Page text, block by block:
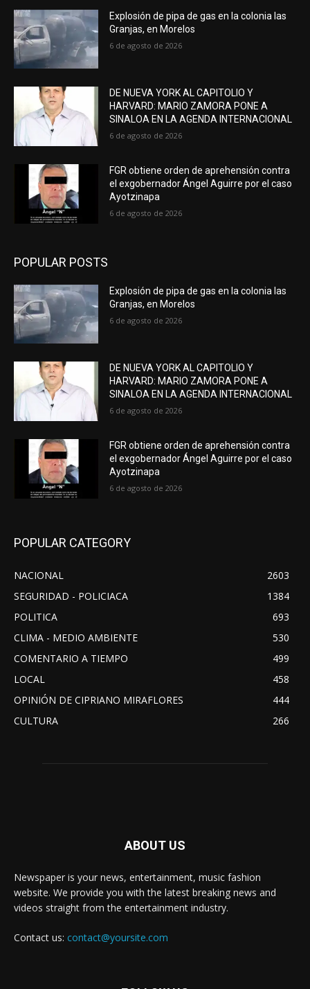
Explosión de pipa de gas en la colonia las
Granjas, en Morelos
6 de agosto de 2026
DE NUEVA YORK AL CAPITOLIO Y
HARVARD: MARIO ZAMORA PONE A
SINALOA EN LA AGENDA INTERNACIONAL
6 de agosto de 2026
FGR obtiene orden de aprehensión contra
el exgobernador Ángel Aguirre por el caso
Ayotzinapa
6 de agosto de 2026
POPULAR POSTS
Explosión de pipa de gas en la colonia las
Granjas, en Morelos
6 de agosto de 2026
DE NUEVA YORK AL CAPITOLIO Y
HARVARD: MARIO ZAMORA PONE A
SINALOA EN LA AGENDA INTERNACIONAL
6 de agosto de 2026
FGR obtiene orden de aprehensión contra
el exgobernador Ángel Aguirre por el caso
Ayotzinapa
6 de agosto de 2026
POPULAR CATEGORY
NACIONAL
2603
SEGURIDAD - POLICIACA
1384
POLITICA
693
CLIMA - MEDIO AMBIENTE
530
COMENTARIO A TIEMPO
499
LOCAL
458
OPINIÓN DE CIPRIANO MIRAFLORES
444
CULTURA
266
ABOUT US
Newspaper is your news, entertainment, music fashion
website. We provide you with the latest breaking news and
videos straight from the entertainment industry.
Contact us: contact@yoursite.com